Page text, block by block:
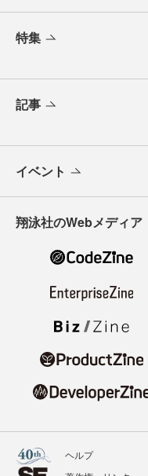
特集
記事
イベント
翔泳社のWebメディア
ヘルプ